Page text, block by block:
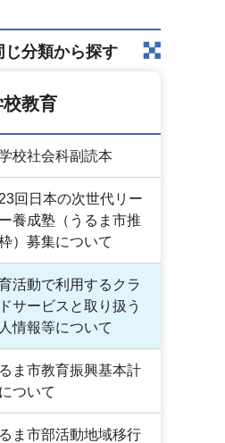
じ分類から探す
校教育
校社会科副読本
回日本の次世代リー
養成塾（うるま市推
）募集について
活動で利用するクラ
サービスと取り扱う
情報等について
ま市教育振興基本計
ついて
ま市部活動地域移行